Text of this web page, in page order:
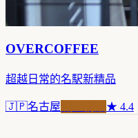
OVERCOFFEE
超越日常的名駅新精品
🇯🇵名古屋 ★ 4.4